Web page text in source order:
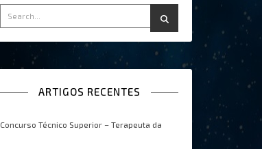
ARTIGOS RECENTES
Concurso Técnico Superior – Terapeuta da